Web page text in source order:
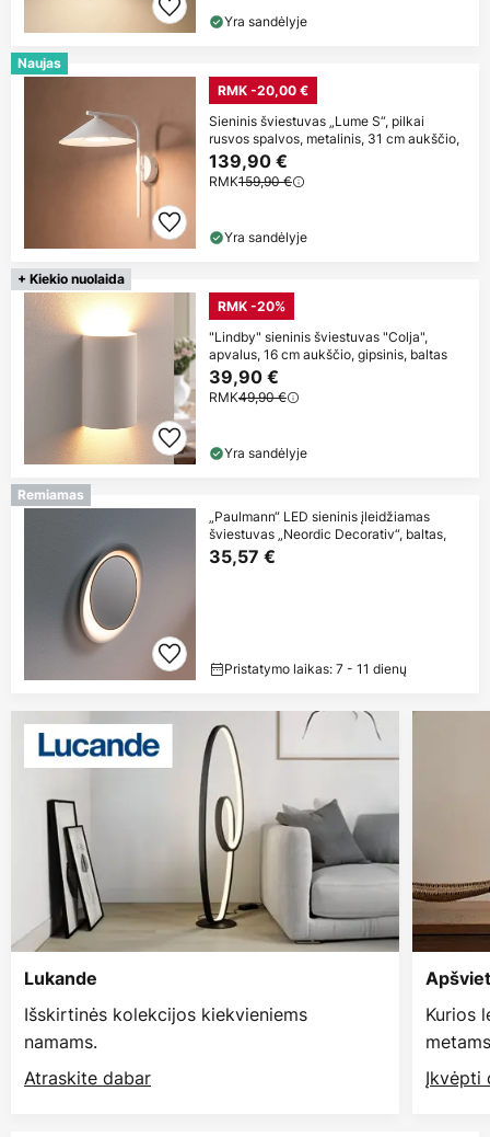
Yra sandėlyje
Naujas
RMK -20,00 €
Sieninis šviestuvas „Lume S“, pilkai
rusvos spalvos, metalinis, 31 cm aukščio,
139,90 €
RMK159,90 €
Yra sandėlyje
+ Kiekio nuolaida
RMK -20%
"Lindby" sieninis šviestuvas "Colja",
apvalus, 16 cm aukščio, gipsinis, baltas
39,90 €
RMK49,90 €
Yra sandėlyje
Remiamas
„Paulmann“ LED sieninis įleidžiamas
šviestuvas „Neordic Decorativ“, baltas,
35,57 €
Pristatymo laikas: 7 - 11 dienų
Lukande
Išskirtinės kolekcijos kiekvieniems
namams.
Atraskite dabar
Kurios
Įkvėpti